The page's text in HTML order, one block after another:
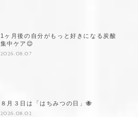
1ヶ月後の自分がもっと好きになる炭酸
集中ケア😌
2026.08.07
８月３日は「はちみつの日」🐝
2026.08.02